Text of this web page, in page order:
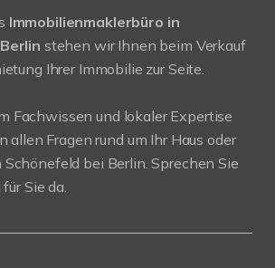
Immobilienmaklerbüro in
stehen wir Ihnen beim Verkauf
Ihrer Immobilie zur Seite.
Fachwissen und lokaler Expertise
allen Fragen rund um Ihr Haus oder
bei Berlin. Sprechen Sie
Sie da.